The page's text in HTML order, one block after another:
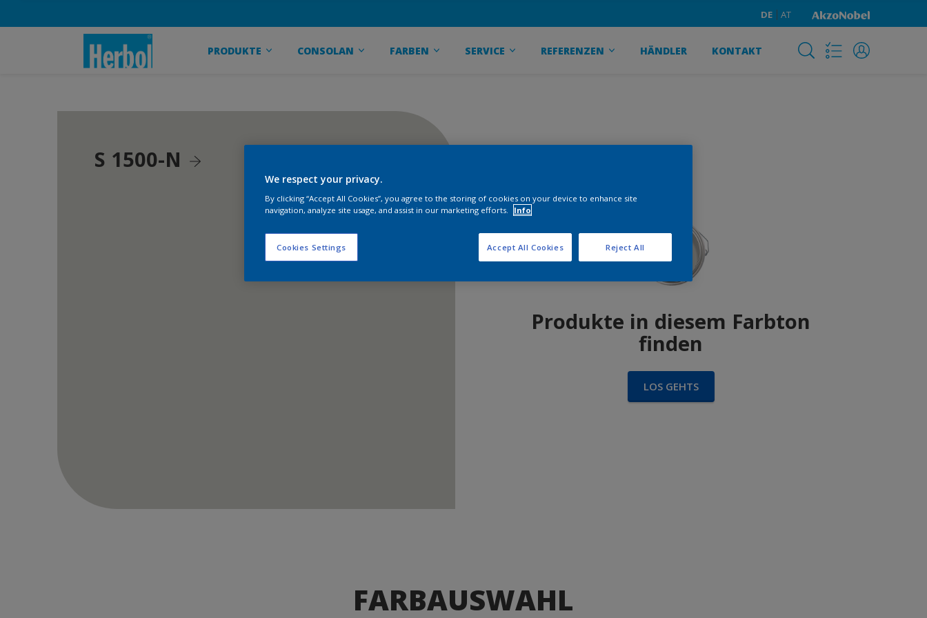
DE AT
PRODUKTE CONSOLAN FARBEN SERVICE REFERENZEN HÄNDLER KONTAKT
S 1500-N
Produkte in diesem Farbton
finden
LOS GEHTS
FARBAUSWAHL
We respect your privacy.
By clicking “Accept All Cookies”, you agree to the storing of cookies on your device to enhance site
navigation, analyze site usage, and assist in our marketing efforts.
Info
Cookies Settings Reject All
Accept All Cookies